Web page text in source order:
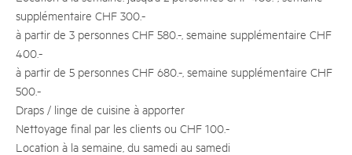
supplémentaire CHF 300.-
à partir de 3 personnes CHF 580.-, semaine supplémentaire CHF
400.-
à partir de 5 personnes CHF 680.-, semaine supplémentaire CHF
500.-
Draps / linge de cuisine à apporter
Nettoyage final par les clients ou CHF 100.-
Location à la semaine, du samedi au samedi